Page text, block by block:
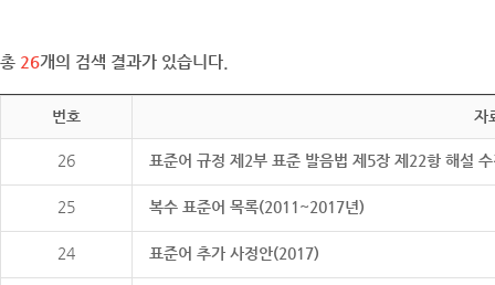
총 26개의 검색 결과가 있습니다.
번호 자
26 표준어 규정 제2부 표준 발음법 제5장 제22항 해설
25 복수 표준어 목록(2011~2017년)
24 표준어 추가 사정안(2017)